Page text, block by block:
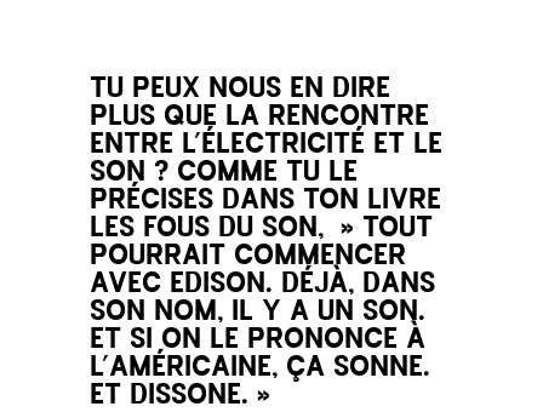
TU PEUX NOUS EN DIRE
PLUS QUE LA RENCONTRE
ENTRE L’ÉLECTRICITÉ ET LE
SON ? COMME TU LE
PRÉCISES DANS TON LIVRE
LES FOUS DU SON, » TOUT
POURRAIT COMMENCER
AVEC EDISON. DÉJÀ, DANS
SON NOM, IL Y A UN SON.
ET SI ON LE PRONONCE À
L’AMÉRICAINE, ÇA SONNE.
ET DISSONE. »